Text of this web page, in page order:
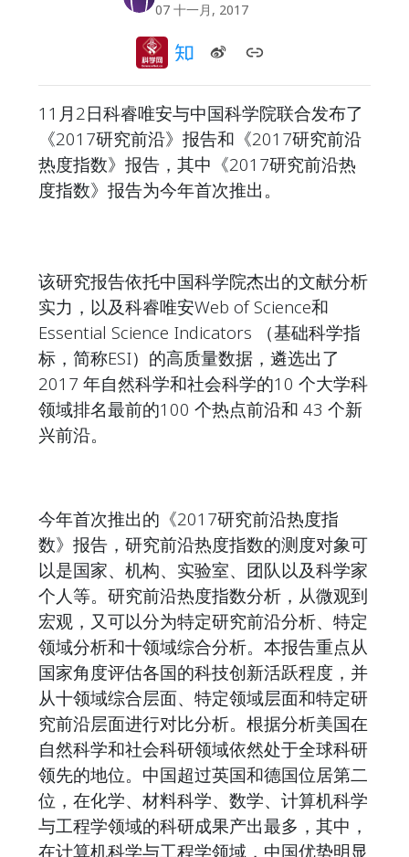
07 十一月, 2017
11月2日科睿唯安与中国科学院联合发布了
《2017研究前沿》报告和《2017研究前沿
热度指数》报告，其中《2017研究前沿热
度指数》报告为今年首次推出。
该研究报告依托中国科学院杰出的文献分析
实力，以及科睿唯安Web of Science和
Essential Science Indicators （基础科学指
标，简称ESI）的高质量数据，遴选出了
2017 年自然科学和社会科学的10 个大学科
领域排名最前的100 个热点前沿和 43 个新
兴前沿。
今年首次推出的《2017研究前沿热度指
数》报告，研究前沿热度指数的测度对象可
以是国家、机构、实验室、团队以及科学家
个人等。研究前沿热度指数分析，从微观到
宏观，又可以分为特定研究前沿分析、特定
领域分析和十领域综合分析。本报告重点从
国家角度评估各国的科技创新活跃程度，并
从十领域综合层面、特定领域层面和特定研
究前沿层面进行对比分析。根据分析美国在
自然科学和社会科研领域依然处于全球科研
领先的地位。中国超过英国和德国位居第二
位，在化学、材料科学、数学、计算机科学
与工程学领域的科研成果产出最多，其中，
在计算机科学与工程学领域，中国优势明显